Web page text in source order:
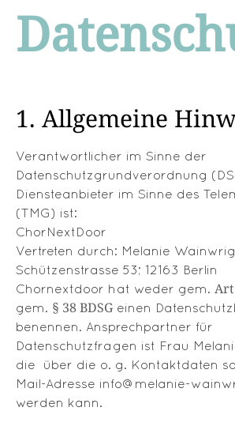
1. Allgemeine
Verantwortlicher im Sinne der
Datenschutzgrundverordnung
Diensteanbieter im Sinne des
(TMG) ist:
ChorNextDoor
Vertreten durch: Melanie
Schützenstrasse 53; 12163 Berlin
Chornextdoor hat weder gem.
gem. § 38 BDSG einen
benennen. Ansprechpartner für
Datenschutzfragen ist Frau
die über die o. g. Kontaktdaten
Mail-Adresse info@melanie-
werden kann.